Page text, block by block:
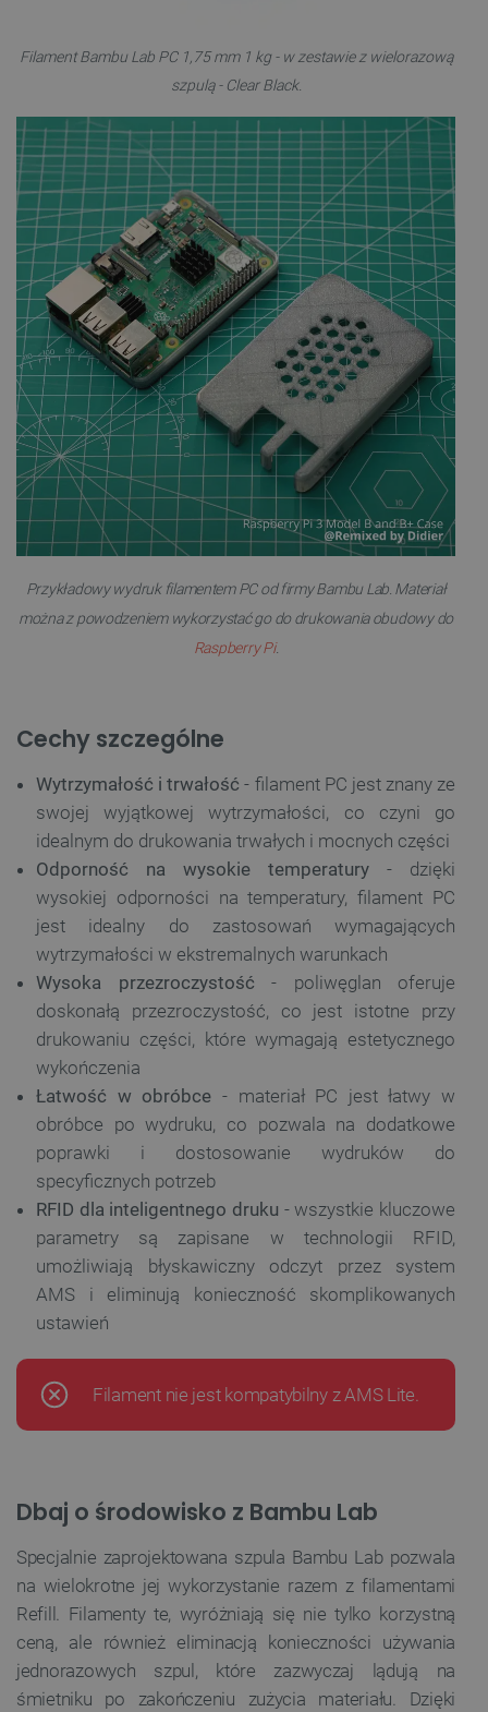
Filament Bambu Lab PC 1,75 mm 1 kg - w zestawie z wielorazową
szpulą - Clear Black.
Przykładowy wydruk filamentem PC od firmy Bambu Lab. Materiał
można z powodzeniem wykorzystać go do drukowania obudowy do
Raspberry Pi.
Cechy szczególne
Wytrzymałość i trwałość- filament PC jest znany ze
swojej wyjątkowej wytrzymałości, co czyni go
idealnym do drukowania trwałych i mocnych części
Odporność na wysokie temperatury - dzięki
wysokiej odporności na temperatury, filament PC
jest idealny do zastosowań wymagających
wytrzymałości w ekstremalnych warunkach
Wysoka przezroczystość - poliwęglan oferuje
doskonałą przezroczystość, co jest istotne przy
drukowaniu części, które wymagają estetycznego
wykończenia
Łatwość w obróbce - materiał PC jest łatwy w
obróbce po wydruku, co pozwala na dodatkowe
poprawki i dostosowanie wydruków do
specyficznych potrzeb
RFID dla inteligentnego druku - wszystkie kluczowe
parametry są zapisane w technologii RFID,
umożliwiają błyskawiczny odczyt przez system
AMS i eliminują konieczność skomplikowanych
ustawień
Filament nie jest kompatybilny z AMS Lite.
Dbaj o środowisko z Bambu Lab
Specjalnie zaprojektowana szpula Bambu Lab pozwala
na wielokrotne jej wykorzystanie razem z filamentami
Refill. Filamenty te, wyróżniają się nie tylko korzystną
ceną, ale również eliminacją konieczności używania
jednorazowych szpul, które zazwyczaj lądują na
śmietniku po zakończeniu zużycia materiału. Dzięki